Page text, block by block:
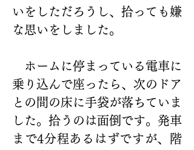
いをしただろうし、拾っても嫌
な思いをしました。
ホームに停まっている電車に
乗り込んで座ったら、次のドア
との間の床に手袋が落ちていま
した。拾うのは面倒です。発車
まで4分程あるはずですが、階